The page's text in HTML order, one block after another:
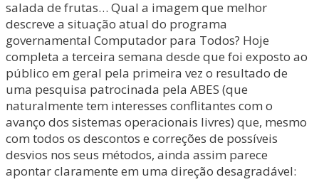
salada de frutas… Qual a imagem que melhor
descreve a situação atual do programa
governamental Computador para Todos? Hoje
completa a terceira semana desde que foi exposto ao
público em geral pela primeira vez o resultado de
uma pesquisa patrocinada pela ABES (que
naturalmente tem interesses conflitantes com o
avanço dos sistemas operacionais livres) que, mesmo
com todos os descontos e correções de possíveis
desvios nos seus métodos, ainda assim parece
apontar claramente em uma direção desagradável: